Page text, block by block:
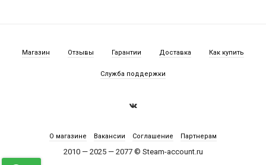
Магазин Отзывы Гарантии Доставка Как купить
Служба поддержки
2010 — 2025 — 2077 © Steam-account.ru
О магазине Вакансии Соглашение Партнерам